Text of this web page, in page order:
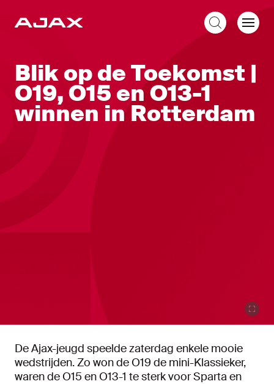
Blik op de Toekomst |
O19, O15 en O13-1
winnen in Rotterdam
De Ajax-jeugd speelde zaterdag enkele mooie
wedstrijden. Zo won de O19 de mini-Klassieker,
waren de O15 en O13-1 te sterk voor Sparta en